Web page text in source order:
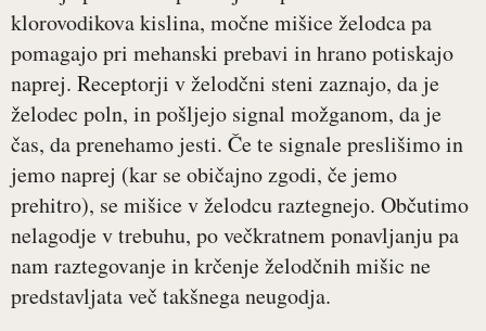
klorovodikova kislina, močne mišice želodca pa
pomagajo pri mehanski prebavi in hrano potiskajo
naprej. Receptorji v želodčni steni zaznajo, da je
želodec poln, in pošljejo signal možganom, da je
čas, da prenehamo jesti. Če te signale preslišimo in
jemo naprej (kar se običajno zgodi, če jemo
prehitro), se mišice v želodcu raztegnejo. Občutimo
nelagodje v trebuhu, po večkratnem ponavljanju pa
nam raztegovanje in krčenje želodčnih mišic ne
predstavljata več takšnega neugodja.